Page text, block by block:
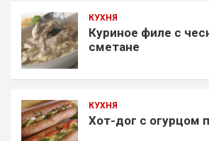
КУХНЯ
Куриное филе с
сметане
КУХНЯ
Хот-дог с огурцом